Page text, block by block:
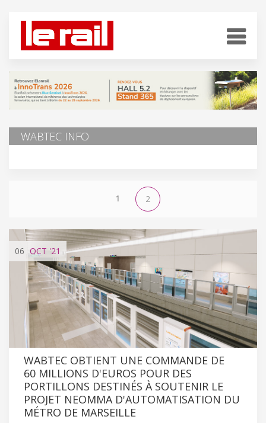
WABTEC INFO
1 2
06 OCT '21
WABTEC OBTIENT UNE COMMANDE DE
60 MILLIONS D'EUROS POUR DES
PORTILLONS DESTINÉS À SOUTENIR LE
PROJET NEOMMA D'AUTOMATISATION DU
MÉTRO DE MARSEILLE